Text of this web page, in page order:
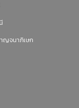
ญจนาภิเษก